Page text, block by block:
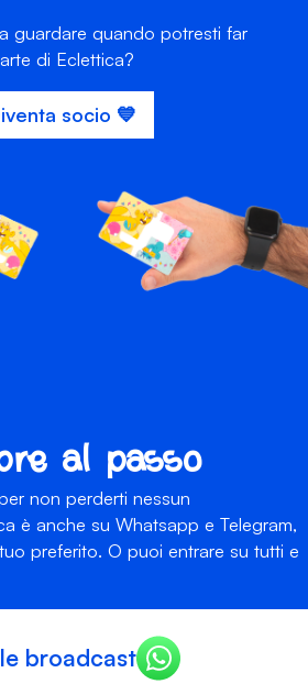
guardare quando potresti far
di Eclettica?
socio 💙
al passo
non perderti nessun
è anche su Whatsapp e Telegram,
preferito. O puoi entrare su tutti e
broadcast